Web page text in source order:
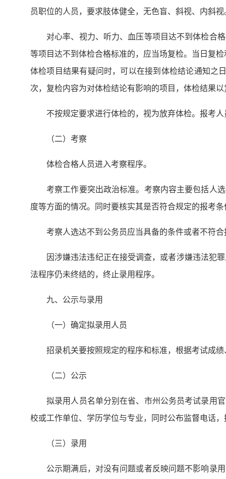
员职位的人员，要求肢体健全，无色盲、斜视、内斜
对心率、视力、听力、血压等项目达不到体检合
等项目达不到体检合格标准的，应当场复检。当日复
体检项目结果有疑问时，可以在接到体检结论通知之
次，复检内容为对体检结论有影响的项目，体检结果
不按规定要求进行体检的，视为放弃体检。报考
（二）考察
体检合格人员进入考察程序。
考察工作要突出政治标准。考察内容主要包括人
度等方面的情况。同时要核实其是否符合规定的报考
考察人选达不到公务员应当具备的条件或者不符
因涉嫌违法违纪正在接受调查，或者涉嫌违法犯
法程序仍未终结的，终止录用程序。
九、公示与录用
（一）确定拟录用人员
招录机关要按照规定的程序和标准，根据考试成
（二）公示
拟录用人员名单分别在省、市州公务员考试录用
校或工作单位、学历学位与专业，同时公布监督电话
（三）录用
公示期满后，对没有问题或者反映问题不影响录